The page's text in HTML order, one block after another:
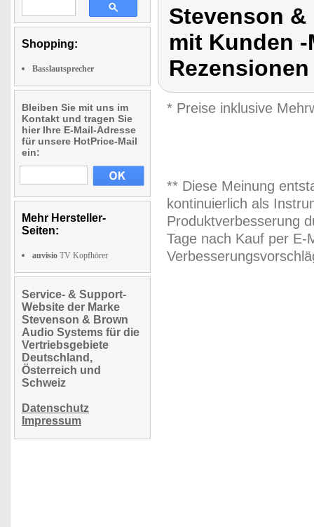
Shopping:
Basslautsprecher
Bleiben Sie mit uns im
Kontakt und tragen Sie
hier Ihre E-Mail-Adresse
für unsere HotPrice-Mail
ein:
Mehr Hersteller-
Seiten:
auvisio TV Kopfhörer
Service- & Support-
Website der Marke
Stevenson & Brown
Audio Systems für die
Vertriebsgebiete
Deutschland,
Österreich und
Schweiz
Datenschutz
Impressum
Stevenson
mit Kunden
* Preise inklusive
** Diese Meinung
kontinuierlich als
Produktverbesserung
Tage nach Kauf per E-